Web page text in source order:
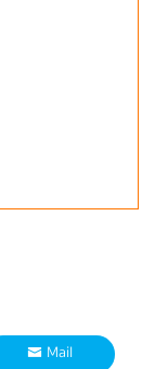
Mail